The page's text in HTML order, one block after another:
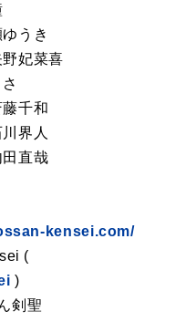
うき
妃菜喜
千和
界人
田直哉
kensei.com/
(
)
剣聖